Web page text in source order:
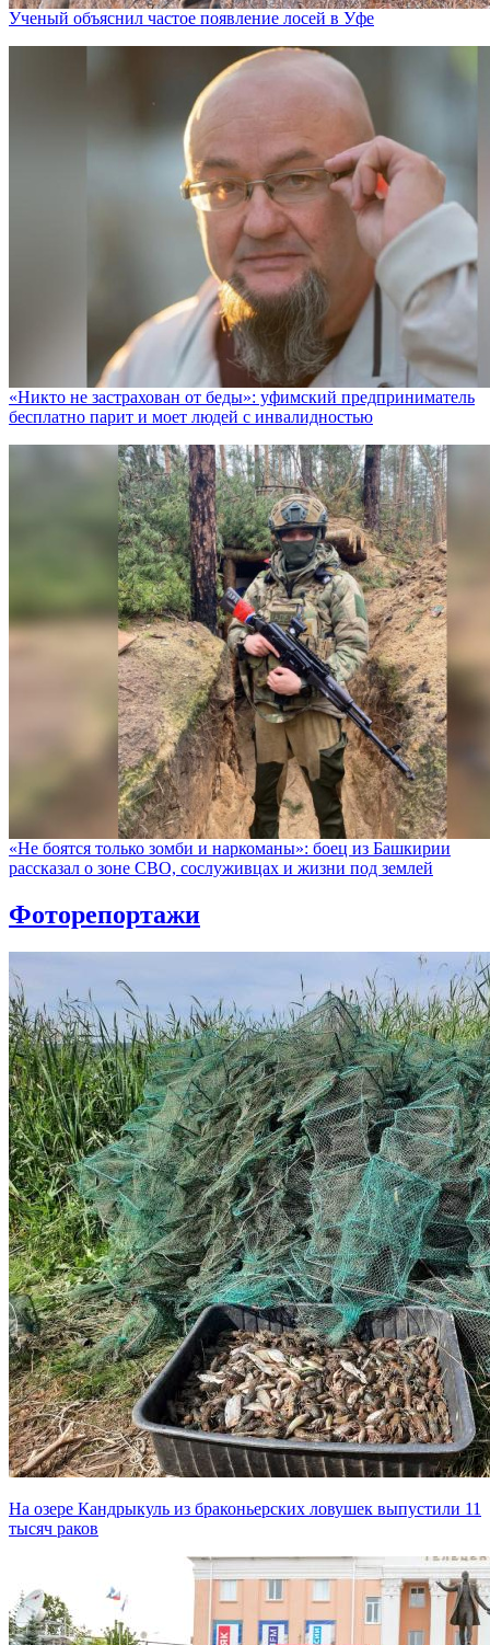
Ученый объяснил частое появление лосей в Уфе
«Никто не заcтрахован от беды»: уфимский предприниматель
бесплатно парит и моет людей с инвалидностью
«Не боятся только зомби и наркоманы»: боец из Башкирии
рассказал о зоне СВО, сослуживцах и жизни под землей
Фоторепортажи
На озере Кандрыкуль из браконьерских ловушек выпустили 11
тысяч раков